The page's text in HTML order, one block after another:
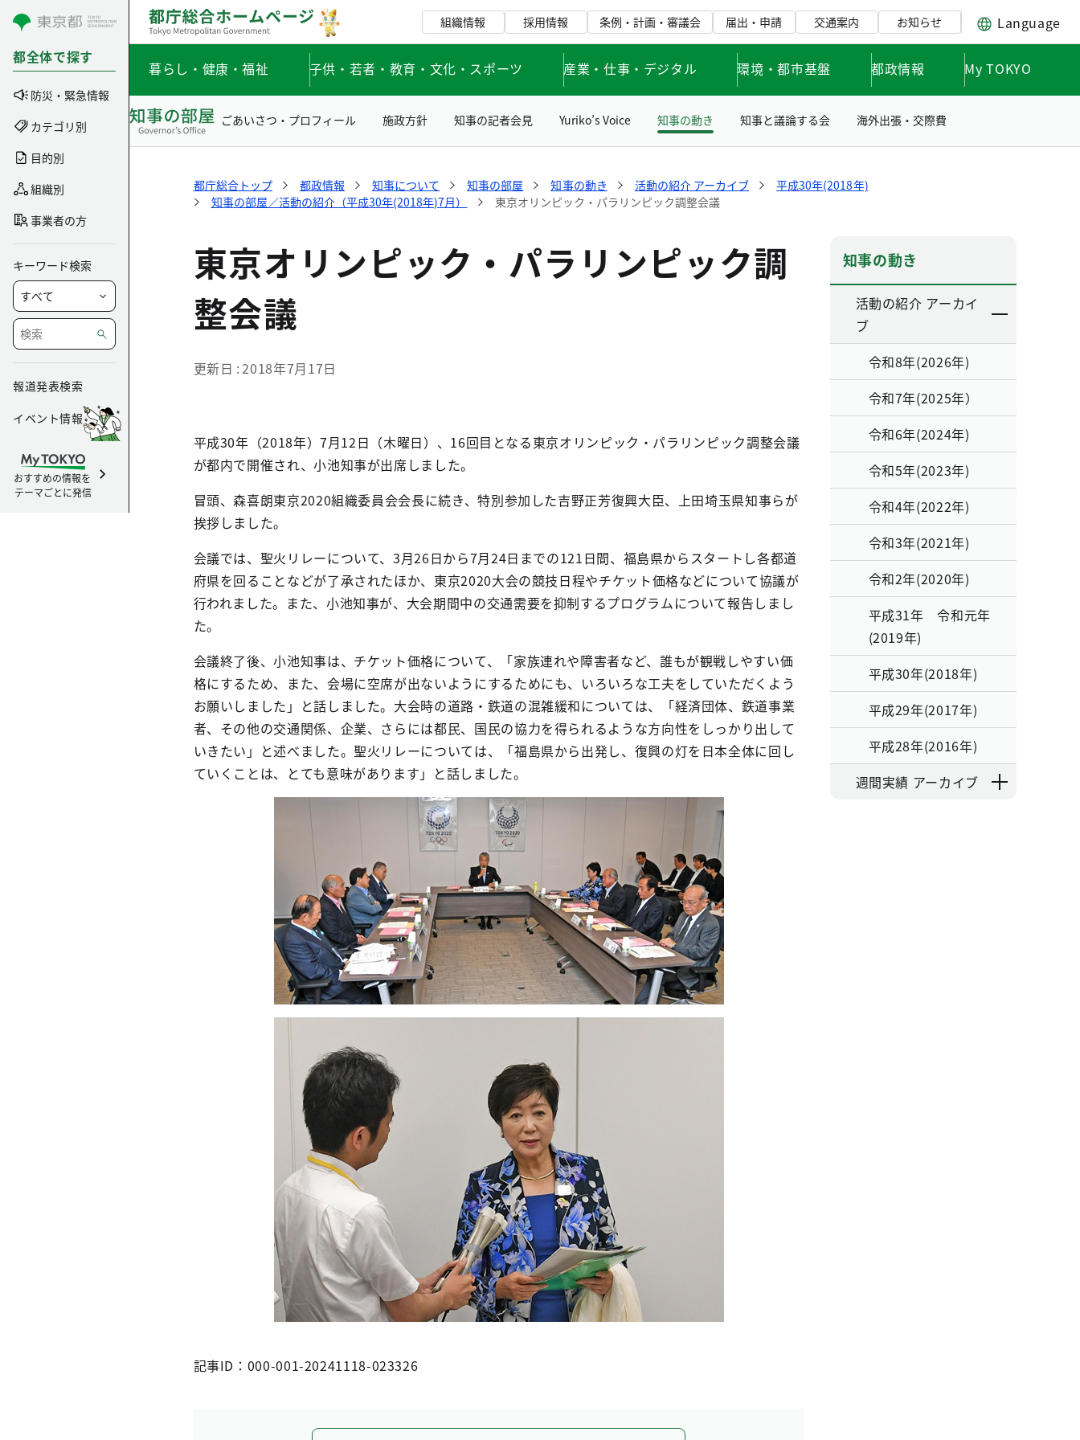
コンテンツにスキップ
都全体で探す
防災・緊急情報
カテゴリ別
目的別
組織別
事業者の方
キーワード検索
報道発表検索
イベント情報
おすすめの情報を
テーマごとに発信
組織情報 採用情報 条例・計画・審議会 届出・申請 交通案内 お知らせ Language
暮らし・健康・福祉 子供・若者・教育・文化・スポーツ 産業・仕事・デジタル 環境・都市基盤 都政情報 My TOKYO
ごあいさつ・プロフィール 施政方針 知事の記者会見 Yuriko’s Voice 知事の動き 知事と議論する会 海外出張・交際費
都庁総合トップ 都政情報 知事について 知事の部屋 知事の動き 活動の紹介 アーカイブ
平成30年(2018年)
知事の部屋／活動の紹介（平成30年(2018年)7月）
東京オリンピック・パラリンピック調整会議
東京オリンピック・パラリンピック調
整会議
更新日 2018年7月17日
平成30年（2018年）7月12日（木曜日）、16回目となる東京オリンピック・パラリンピック調整会議
が都内で開催され、小池知事が出席しました。
冒頭、森喜朗東京2020組織委員会会長に続き、特別参加した吉野正芳復興大臣、上田埼玉県知事らが
挨拶しました。
会議では、聖火リレーについて、3月26日から7月24日までの121日間、福島県からスタートし各都道
府県を回ることなどが了承されたほか、東京2020大会の競技日程やチケット価格などについて協議が
行われました。また、小池知事が、大会期間中の交通需要を抑制するプログラムについて報告しまし
た。
会議終了後、小池知事は、チケット価格について、「家族連れや障害者など、誰もが観戦しやすい価
格にするため、また、会場に空席が出ないようにするためにも、いろいろな工夫をしていただくよう
お願いしました」と話しました。大会時の道路・鉄道の混雑緩和については、「経済団体、鉄道事業
者、その他の交通関係、企業、さらには都民、国民の協力を得られるような方向性をしっかり出して
いきたい」と述べました。聖火リレーについては、「福島県から出発し、復興の灯を日本全体に回し
ていくことは、とても意味があります」と話しました。
記事ID：000-001-20241118-023326
知事の動き
活動の紹介 アーカイ
ブ
令和8年(2026年)
令和7年(2025年）
令和6年(2024年)
令和5年(2023年)
令和4年(2022年)
令和3年(2021年)
令和2年(2020年)
平成31年 令和元年
(2019年)
平成30年(2018年)
平成29年(2017年)
平成28年(2016年)
週間実績 アーカイブ